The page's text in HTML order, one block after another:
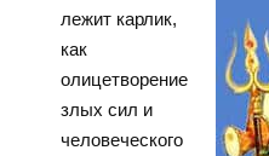
лежит карлик,
как
олицетворение
злых сил и
человеческого